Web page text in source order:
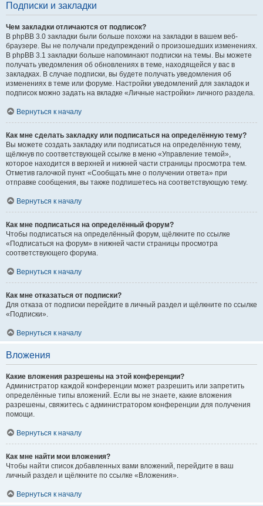
Подписки и закладки
Чем закладки отличаются от подписок?
В phpBB 3.0 закладки были больше похожи на закладки в вашем веб-
браузере. Вы не получали предупреждений о произошедших изменениях.
В phpBB 3.1 закладки больше напоминают подписки на темы. Вы можете
получать уведомления об обновлениях в теме, находящейся у вас в
закладках. В случае подписки, вы будете получать уведомления об
изменениях в теме или форуме. Настройки уведомлений для закладок и
подписок можно задать на вкладке «Личные настройки» личного раздела.
Вернуться к началу
Как мне сделать закладку или подписаться на определённую тему?
Вы можете создать закладку или подписаться на определённую тему,
щёлкнув по соответствующей ссылке в меню «Управление темой»,
которое находится в верхней и нижней части страницы просмотра тем.
Отметив галочкой пункт «Сообщать мне о получении ответа» при
отправке сообщения, вы также подпишетесь на соответствующую тему.
Вернуться к началу
Как мне подписаться на определённый форум?
Чтобы подписаться на определённый форум, щёлкните по ссылке
«Подписаться на форум» в нижней части страницы просмотра
соответствующего форума.
Вернуться к началу
Как мне отказаться от подписки?
Для отказа от подписки перейдите в личный раздел и щёлкните по ссылке
«Подписки».
Вернуться к началу
Вложения
Какие вложения разрешены на этой конференции?
Администратор каждой конференции может разрешить или запретить
определённые типы вложений. Если вы не знаете, какие вложения
разрешены, свяжитесь с администратором конференции для получения
помощи.
Вернуться к началу
Как мне найти мои вложения?
Чтобы найти список добавленных вами вложений, перейдите в ваш
личный раздел и щёлкните по ссылке «Вложения».
Вернуться к началу